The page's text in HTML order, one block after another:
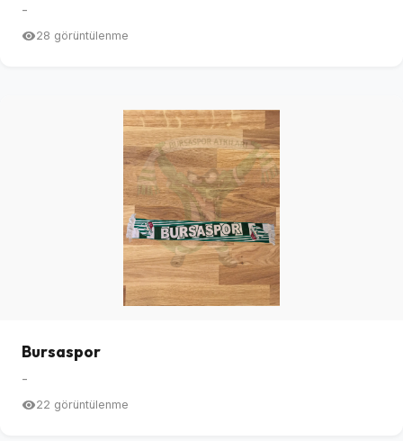
-
28 görüntülenme
Bursaspor
-
22 görüntülenme